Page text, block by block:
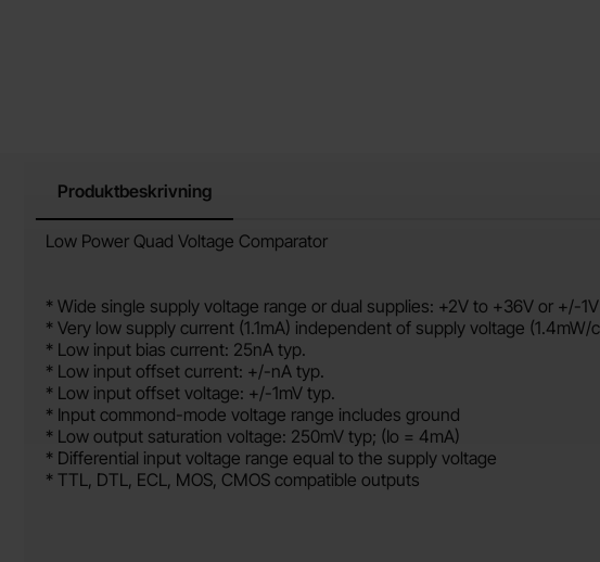
Produktbeskrivning
Produktbeskrivning
Low Power Quad Voltage Comparator
* Wide single supply voltage range or dual supplies: +2V to +36V or +/-
* Very low supply current (1.1mA) independent of supply voltage (1.4mW/
* Low input bias current: 25nA typ.
* Low input offset current: +/-nA typ.
* Low input offset voltage: +/-1mV typ.
* Input commond-mode voltage range includes ground
* Low output saturation voltage: 250mV typ; (Io = 4mA)
* Differential input voltage range equal to the supply voltage
* TTL, DTL, ECL, MOS, CMOS compatible outputs